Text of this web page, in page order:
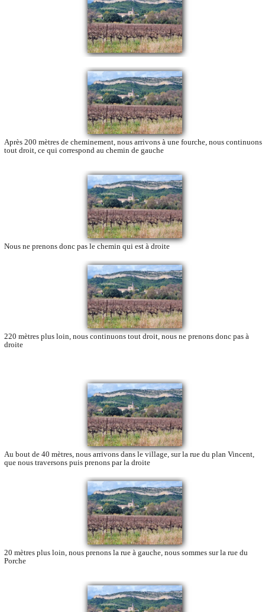
Après 200 mètres de cheminement, nous arrivons à une fourche, nous continuons
tout droit, ce qui correspond au chemin de gauche
Nous ne prenons donc pas le chemin qui est à droite
220 mètres plus loin, nous continuons tout droit, nous ne prenons donc pas à
droite
Au bout de 40 mètres, nous arrivons dans le village, sur la rue du plan Vincent,
que nous traversons puis prenons par la droite
20 mètres plus loin, nous prenons la rue à gauche, nous sommes sur la rue du
Porche